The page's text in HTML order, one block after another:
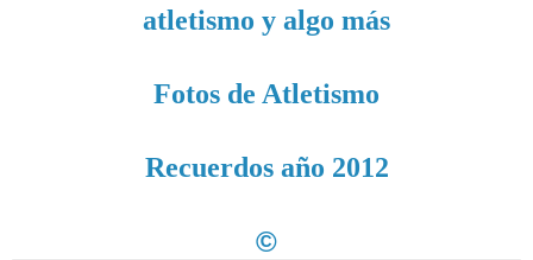
atletismo y algo más
Fotos de Atletismo
Recuerdos año 2012
©